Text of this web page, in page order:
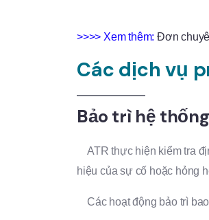
>>>> Xem thêm:Đơn
Các dịch vụ
Bảo trì hệ
ATR thực hiện kiểm tra
hiệu của sự cố hoặc hỏng
Các hoạt động bảo trì